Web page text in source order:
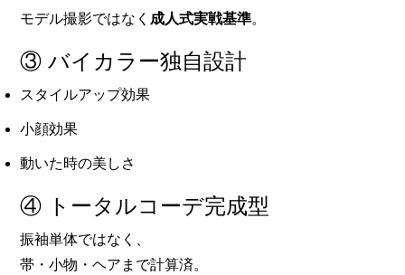
モデル撮影ではなく成人式実戦基準。
③ バイカラー独自設計
スタイルアップ効果
小顔効果
動いた時の美しさ
④ トータルコーデ完成型
振袖単体ではなく、
帯・小物・ヘアまで計算済。